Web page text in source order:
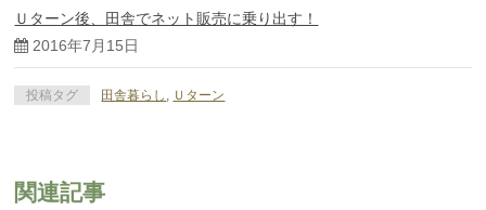
Ｕターン後、田舎でネット販売に乗り出す！
2016年7月15日
投稿タグ 田舎暮らし Ｕターン
関連記事